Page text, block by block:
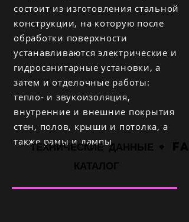
состоит из изготовления стальной
конструкции, на которую после
обработки поверхности
устанавливаются электрические и
гидросанитарные установки, а
затем и отделочные работы:
тепло- и звукоизоляция,
внутренние и внешние покрытия
стен, полов, крыши и потолка, а
также рамы и лампы.
КАТАЛОГ
ТЕХНИЧЕСКИЕ ДАННЫЕ +